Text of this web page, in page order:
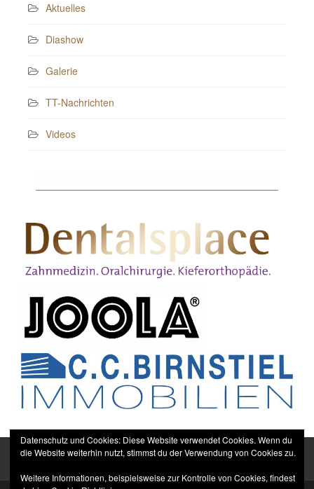
Aktuelles
Diashow
Galerie
TT-Nachrichten
Videos
Datenschutz und Cookies: Diese Website verwendet Cookies. Wenn du
die Website weiterhin nutzt, stimmst du der Verwendung von Cookies zu.
Weitere Informationen, beispielsweise zur Kontrolle von Cookies, findest